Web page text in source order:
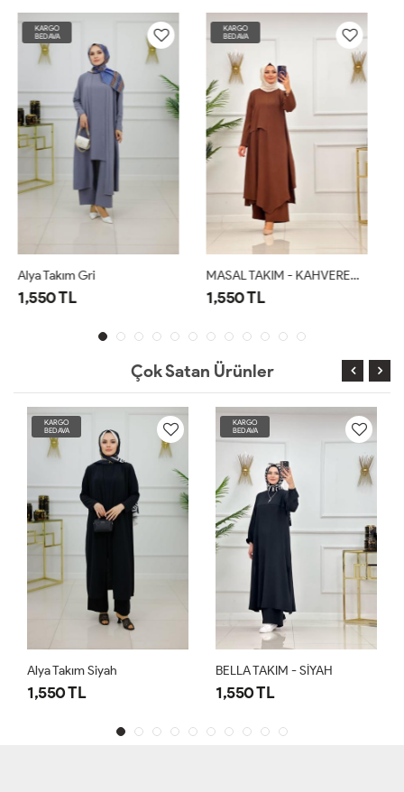
KARGO
BEDAVA
1,550 TL
KARGO
BEDAVA
Alya Takım Kahverengi
1,550 TL
Çok Satan Ürünler
KARGO
BEDAVA
BELLA TAKIM - SİYAH
1,550 TL
KARGO
BEDAVA
BELLA TAKIM - ACI KAHVE
1,550 TL